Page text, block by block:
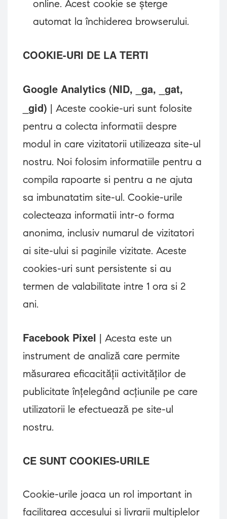
online. Acest cookie se șterge
automat la închiderea browserului.
COOKIE-URI DE LA TERTI
Google Analytics (NID, _ga, _gat,
_gid) | Aceste cookie-uri sunt folosite
pentru a colecta informatii despre
modul in care vizitatorii utilizeaza site-ul
nostru. Noi folosim informatiile pentru a
compila rapoarte si pentru a ne ajuta
sa imbunatatim site-ul. Cookie-urile
colecteaza informatii intr-o forma
anonima, inclusiv numarul de vizitatori
ai site-ului si paginile vizitate. Aceste
cookies-uri sunt persistente si au
termen de valabilitate intre 1 ora si 2
ani.
Facebook Pixel | Acesta este un
instrument de analiză care permite
măsurarea eficacității activităților de
publicitate înțelegând acțiunile pe care
utilizatorii le efectuează pe site-ul
nostru.
CE SUNT COOKIES-URILE
Cookie-urile joaca un rol important in
facilitarea accesului si livrarii multiplelor